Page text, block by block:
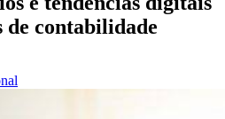
de contabilidade